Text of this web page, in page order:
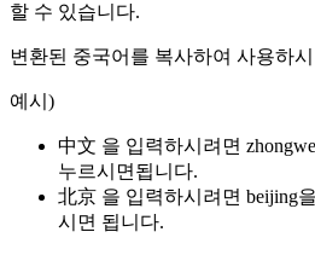
할 수 있습니다.
변환된 중국어를 복사하여 사용하
예시)
中文 을 입력하시려면
누르시면됩니다.
北京 을 입력하시려면 beijing
시면 됩니다.